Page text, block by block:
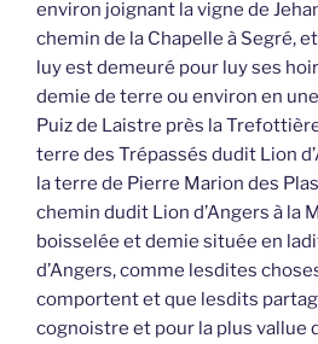
environ joignant la vigne de
chemin de la Chapelle à Segré,
luy est demeuré pour luy ses
demie de terre ou environ en
Puiz de Laistre près la
terre des Trépassés dudit Lion
la terre de Pierre Marion des
chemin dudit Lion d’Angers à la
boisselée et demie située en
d’Angers, comme lesdites
comportent et que lesdits
cognoistre et pour la plus vallue